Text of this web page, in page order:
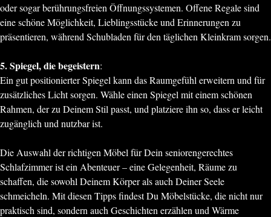
oder sogar berührungsfreien Öffnungssystemen. Offene Regale sind
eine schöne Möglichkeit, Lieblingsstücke und Erinnerungen zu
präsentieren, während Schubladen für den täglichen Kleinkram sorgen.
5. Spiegel, die begeistern:
Ein gut positionierter Spiegel kann das Raumgefühl erweitern und für
zusätzliches Licht sorgen. Wähle einen Spiegel mit einem schönen
Rahmen, der zu Deinem Stil passt, und platziere ihn so, dass er leicht
zugänglich und nutzbar ist.
Die Auswahl der richtigen Möbel für Dein seniorengerechtes
Schlafzimmer ist ein Abenteuer – eine Gelegenheit, Räume zu
schaffen, die sowohl Deinem Körper als auch Deiner Seele
schmeicheln. Mit diesen Tipps findest Du Möbelstücke, die nicht nur
praktisch sind, sondern auch Geschichten erzählen und Wärme